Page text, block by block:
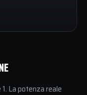
La potenza reale